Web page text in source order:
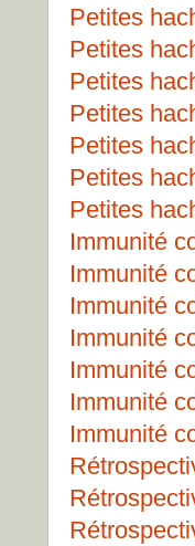
Petites
Petites
Petites
Petites
Petites
Petites
Petites
Immunité
Immunité
Immunité
Immunité
Immunité
Immunité
Immunité